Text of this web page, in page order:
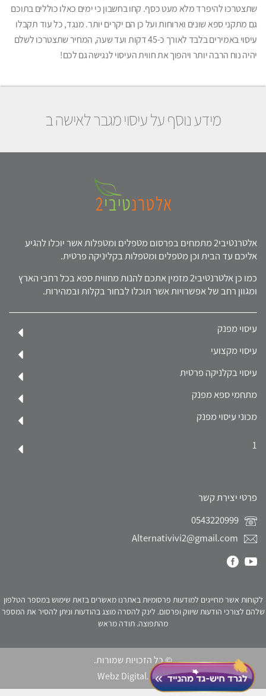
שתצטרכו להיפרד מלא מעט כסף. קחו בחשבון כי ימים כאלו כוללים בתוכם
גם מתקני ספא שונים וארוחות ועל כן הם יקרים יותר. מנגד, כל עוד תקבלו
עיסוי באמירים בלבד לאורך כ-45 דקות ועד שעה, המחיר שתצטרכו לשלם
יהיה נוח הרבה יותר ויהפוך את חווית העיסוי לנגישה גם לכם!
מידע נוסף על עיסוי מגבר לאישה ב
אלטרנטיבי2 מתמחים בפרסום מטפלים ומטפלות אשר יוכלו להגיע
אליכם עד הבית וכן מטפלים ומטפלות בקליניקה פרטית.
כמו כן אלטרנטיבי2 מזמין אתכם להנות מחווית ספא בכל רחבי הארץ
ומגוון רחב של אפשרויות אשר תוכלו לבחור בקלות ובמהירות.
עיסוי מפנק
עיסוי מקצועי
עיסוי בקלניקה פרטית
מתחמי ספא מפנק
מכוני עיסוי מפנק
1
פרטי יצירת קשר
Alternativivi2@gmail.com
לקוחות אשר מחייגים למודעות פרסומיות באתרנו מאשרים בזאת שימוש במספר הטלפון
שלהם לצורכי הודעות שיווק ופרסום. לינק להסרה מוצג בהודעות וניתן להסיר את המספר
מהתפוצה. תודה מראש
© כל הזכויות שמורות.
Webz Digital.click